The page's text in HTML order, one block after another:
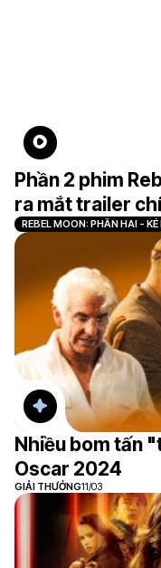
Phần 2 phim
ra mắt trailer
REBEL MOON: PHẦN HAI - KẺ
Nhiều bom tấn
Oscar 2024
GIẢI THƯỞNG11/03